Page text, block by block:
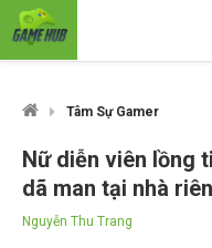
Tâm Sự Gamer
Nữ diễn viên lồng
dã man tại nhà
Nguyễn Thu Trang